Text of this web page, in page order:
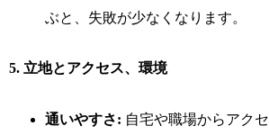
ぶと、失敗が少なくなります。
5. 立地とアクセス、環境
通いやすさ: 自宅や職場からアクセ